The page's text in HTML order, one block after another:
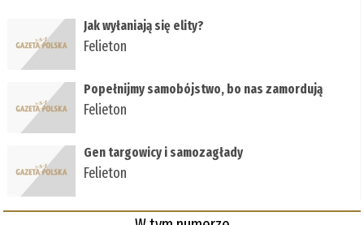
Jak wyłaniają się elity?
Felieton
Popełnijmy samobójstwo, bo nas zamordują
Felieton
Gen targowicy i samozagłady
Felieton